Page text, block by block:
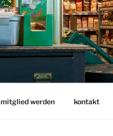
mitglied werden kontakt